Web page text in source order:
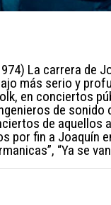
La carrera de
más serio y
en conciertos
de
de
fin a Joaquín
“Ya se